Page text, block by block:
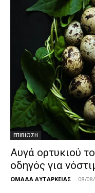
ΕΠΙΒΙΩΣΗ
Αυγά ορτυκιού
οδηγός για
ΟΜΑΔΑ ΑΥΤΑΡΚΕΙΑΣ - 08/